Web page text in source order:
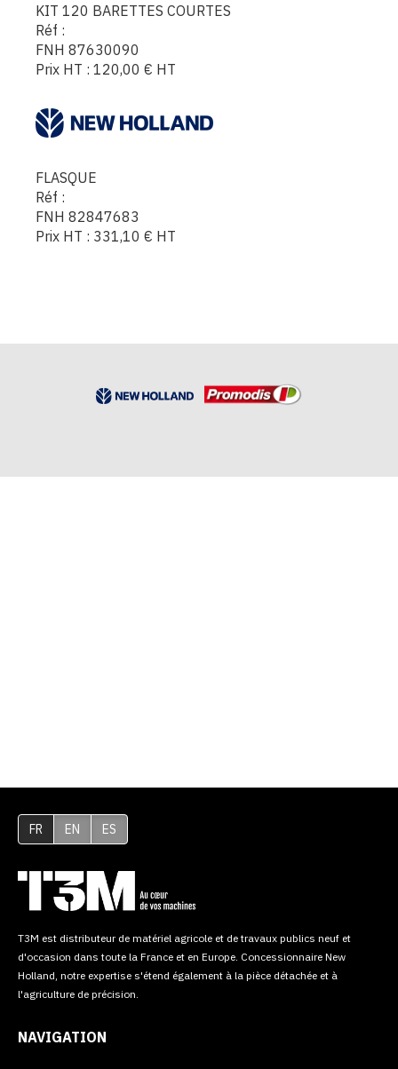
KIT 120 BARETTES COURTES
Réf :
FNH 87630090
Prix HT : 120,00 € HT
FLASQUE
Réf :
FNH 82847683
Prix HT : 331,10 € HT
FR EN ES
T3M est distributeur de matériel agricole et de travaux publics neuf et
d'occasion dans toute la France et en Europe. Concessionnaire New
Holland, notre expertise s'étend également à la pièce détachée et à
l'agriculture de précision.
NAVIGATION